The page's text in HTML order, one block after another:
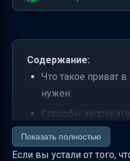
Содержание:
Что такое приват
нужен
Способы
отличия
Как выделить
Показать полностью
Если вы устали от того,